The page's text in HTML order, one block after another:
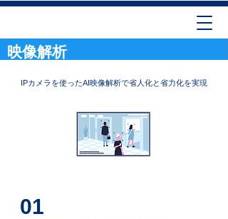
映像解析
IPカメラを使ったAI映像解析で省人化と省力化を実現
01